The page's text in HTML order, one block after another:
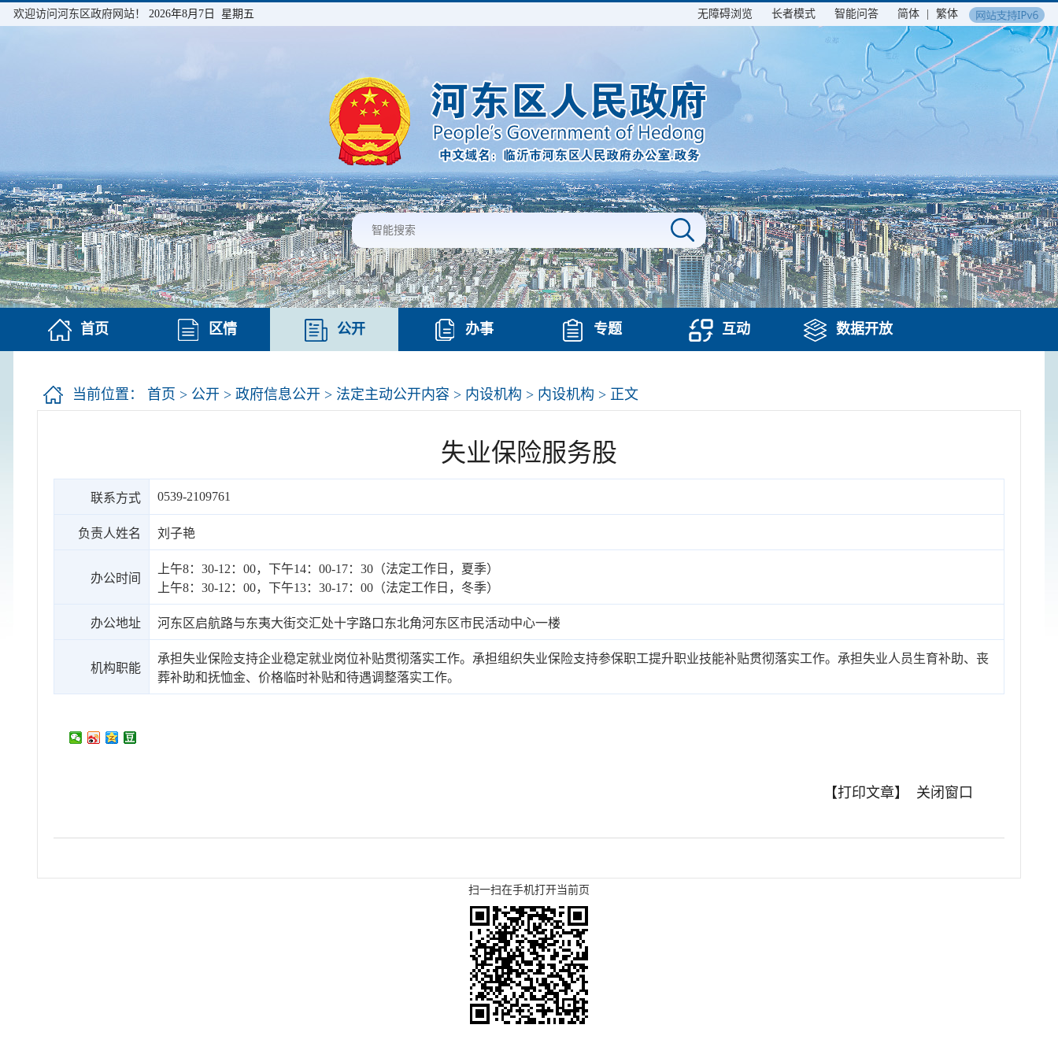
欢迎访问河东区政府网站！ 2026年8月7日 星期五 无障碍浏览 长者模式 智能问答 简体 繁体
首页 区情 公开 办事 专题 互动 数据开放
当前位置： 首页 > 公开 > 政府信息公开 > 法定主动公开内容 > 内设机构 > 内设机构 > 正文
失业保险服务股
联系方式 0539-2109761
负责人姓名 刘子艳
办公时间
上午8：30-12：00，下午14：00-17：30（法定工作日，夏季）
上午8：30-12：00，下午13：30-17：00（法定工作日，冬季）
办公地址 河东区启航路与东夷大街交汇处十字路口东北角河东区市民活动中心一楼
机构职能
承担失业保险支持企业稳定就业岗位补贴贯彻落实工作。承担组织失业保险支持参保职工提升职业技能补贴贯彻落实工作。承担失业人员生育补助、丧
葬补助和抚恤金、价格临时补贴和待遇调整落实工作。
【打印文章】 关闭窗口
扫一扫在手机打开当前页